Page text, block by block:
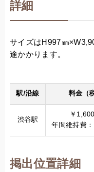
詳細
サイズはH997㎜
途かかります。
駅/沿線 料金（
渋谷駅
￥
年間維持費
掲出位置詳細